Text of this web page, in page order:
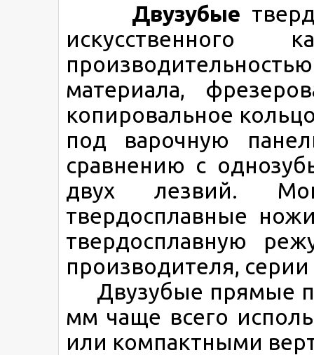
Двузубые
материала,
копировальное
под варочную
сравнению с
двух лезвий.
твердосплавные
твердосплавную
производителя,
Двузубые прямые
мм чаще всего
или компактными